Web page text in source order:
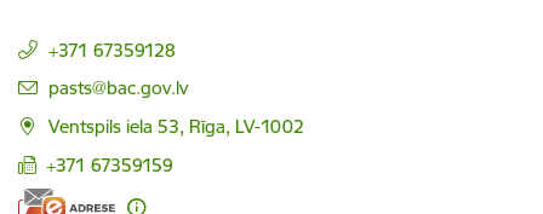
+371 67359128
E-pasts:
pasts@bac.gov.lv
Ventspils iela 53, Rīga, LV-1002
+371 67359159